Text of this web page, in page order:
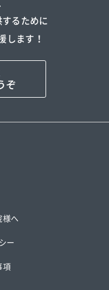
るために
します！
ぞ
様へ
ー
項